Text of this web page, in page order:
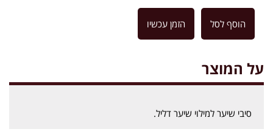
הוסף לסל הזמן עכשיו
על המוצר
סיבי שיער למילוי שיער דליל.